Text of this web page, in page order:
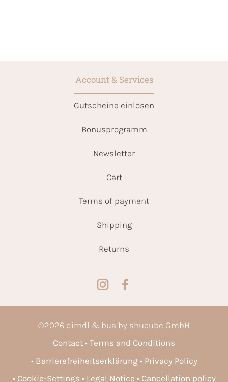
Account & Services
Gutscheine einlösen
Bonusprogramm
Newsletter
Cart
Terms of payment
Shipping
Returns
©2026 dirndl & bua by shucube GmbH
Contact
Terms and Conditions
Barrierefreiheitserklärung
Privacy Policy
Cookie-Settings
Legal Notice Cancellation policy